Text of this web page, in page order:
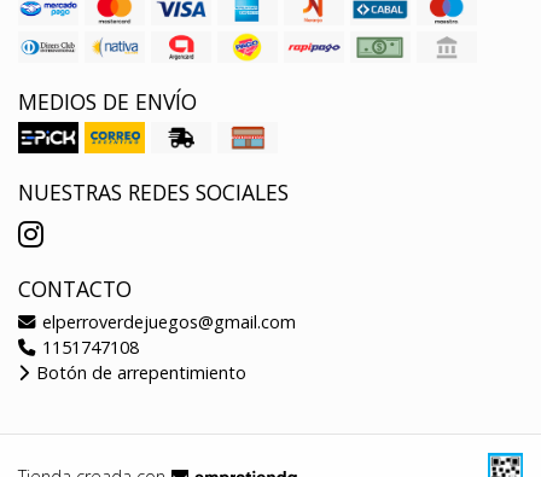
MEDIOS DE ENVÍO
NUESTRAS REDES SOCIALES
CONTACTO
elperroverdejuegos@gmail.com
1151747108
Botón de arrepentimiento